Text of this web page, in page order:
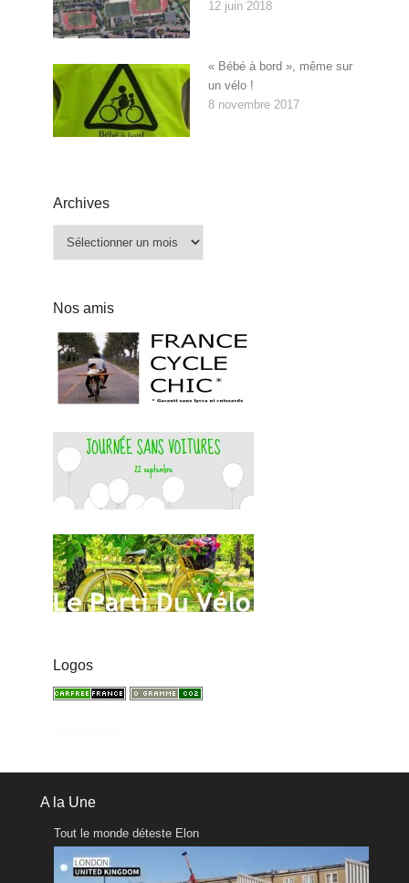
12 juin 2018
« Bébé à bord », même sur
un vélo !
8 novembre 2017
Archives
Nos amis
Logos
A la Une
Tout le monde déteste Elon